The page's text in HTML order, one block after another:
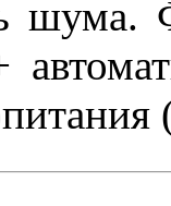
шума.